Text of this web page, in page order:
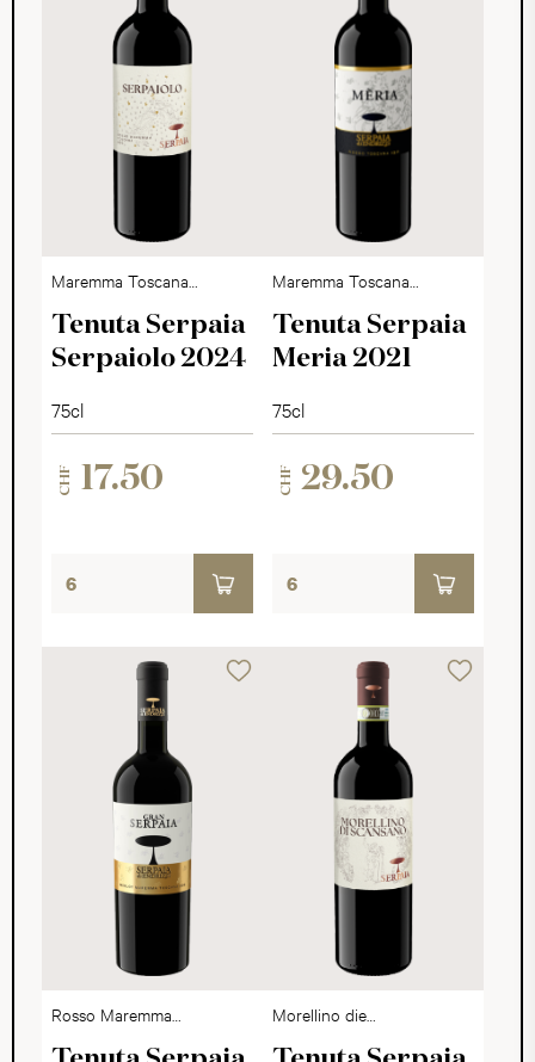
Maremma Toscana
DOC
Tenuta Serpaia
Serpaiolo 2024
75cl
CHF 17.50
Maremma Toscana
DOC
Tenuta Serpaia
Meria 2021
75cl
CHF 29.50
Rosso Maremma
Toscana DOP
Morellino die
Scansano DOCG